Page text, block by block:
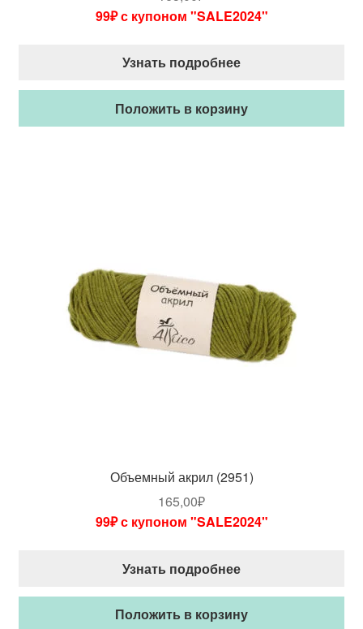
99₽ с купоном "SALE2024"
Узнать подробнее
Положить в корзину
Объемный акрил (2951)
165,00₽
99₽ с купоном "SALE2024"
Узнать подробнее
Положить в корзину